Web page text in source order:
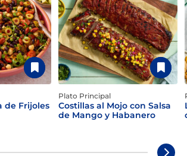
de Frijoles
Plato Principal
Costillas al Mojo con Salsa
de Mango y Habanero